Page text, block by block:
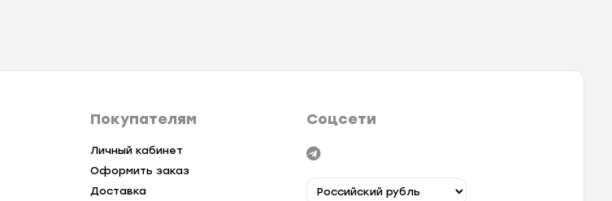
Покупателям
Личный кабинет
Оформить заказ
Доставка
Соцсети